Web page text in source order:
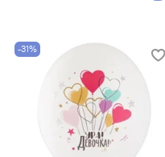
-31%